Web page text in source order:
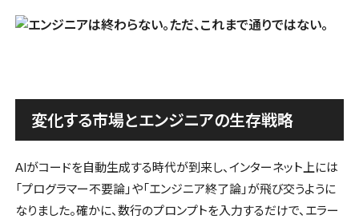
変化する市場とエンジニアの生存戦略
AIがコードを自動生成する時代が到来し、インターネット上には
「プログラマー不要論」や「エンジニア終了論」が飛び交うように
なりました。確かに、数行のプロンプトを入力するだけで、エラー